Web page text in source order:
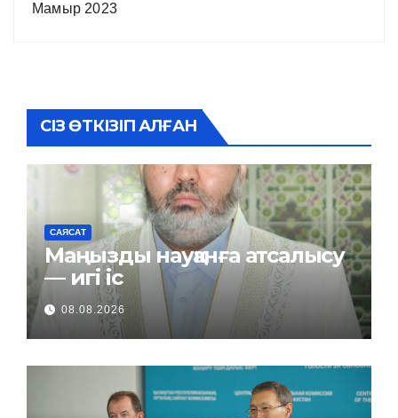
Мамыр 2023
СІЗ ӨТКІЗІП АЛҒАН
САЯСАТ
Маңызды науқанға атсалысу
— игі іс
08.08.2026